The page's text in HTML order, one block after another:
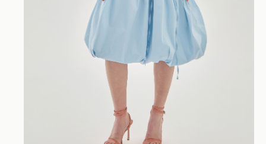
info@unke.store